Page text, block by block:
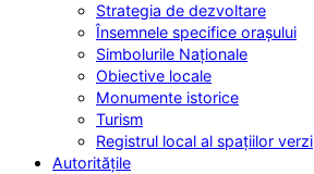
Strategia de dezvoltare
Însemnele specifice orașului
Simbolurile Naționale
Obiective locale
Monumente istorice
Turism
Registrul local al spațiilor verzi
Autoritățile